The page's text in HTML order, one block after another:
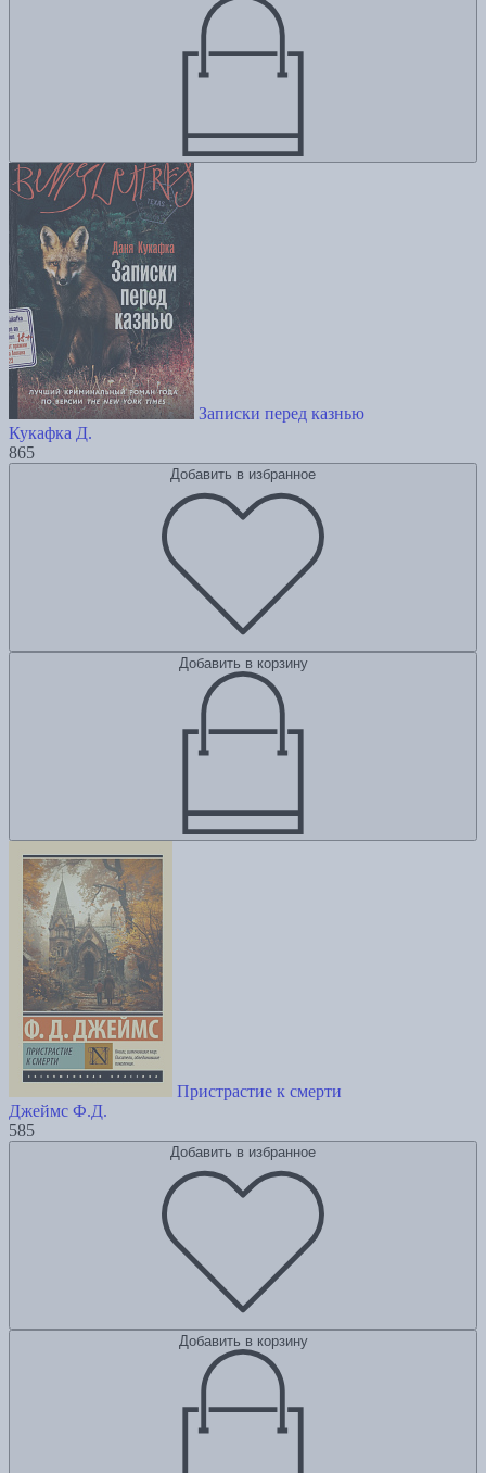
Записки перед казнью
Кукафка Д.
865
Добавить в избранное
Добавить в корзину
Пристрастие к смерти
Джеймс Ф.Д.
585
Добавить в избранное
Добавить в корзину